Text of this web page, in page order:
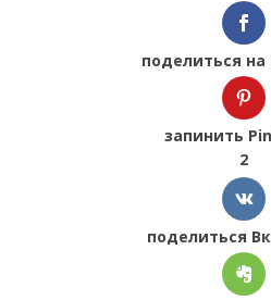
поделиться на
запинить
2
поделиться